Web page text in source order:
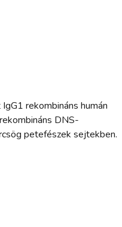
rekombináns humán
DNS-
petefészek sejtekben.